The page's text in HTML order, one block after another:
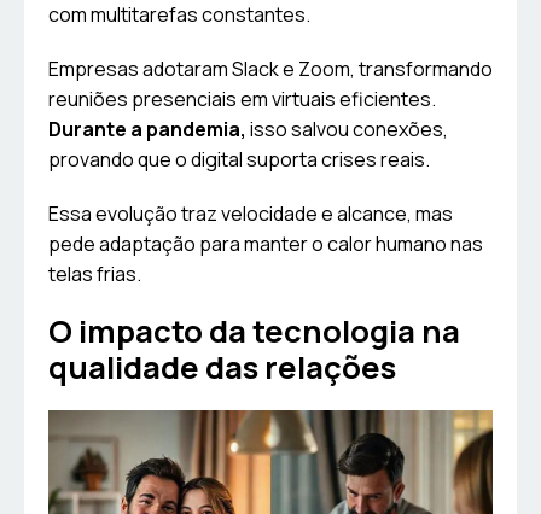
com multitarefas constantes.
Empresas adotaram Slack e Zoom, transformando
reuniões presenciais em virtuais eficientes.
Durante a pandemia, isso salvou conexões,
provando que o digital suporta crises reais.
Essa evolução traz velocidade e alcance, mas
pede adaptação para manter o calor humano nas
telas frias.
O impacto da tecnologia na
qualidade das relações